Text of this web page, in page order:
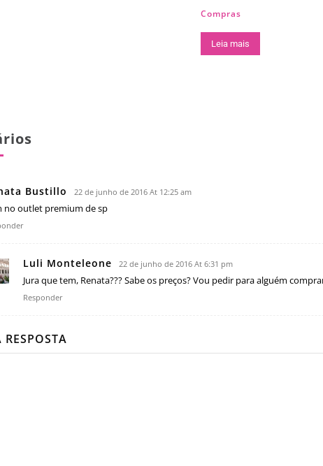
Compras
Leia mais
Bustillo 22 de junho de 2016 At 12:25 am
no outlet premium de sp
Luli Monteleone 22 de junho de 2016 At 6:31 pm
Jura que tem, Renata??? Sabe os preços? Vou pedir para alguém
Responder